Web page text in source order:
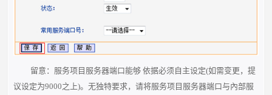
留意：服务项目服务器端口能够 依据必须自主设定(如需变更，提
议设定为9000之上)。无独特要求，请将服务项目服务器端口与內部服